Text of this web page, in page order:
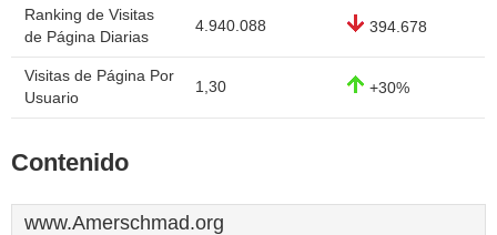
Ranking de Visitas
de Página Diarias
4.940.088 394.678
Visitas de Página Por
Usuario
1,30 +30%
Contenido
www.Amerschmad.org